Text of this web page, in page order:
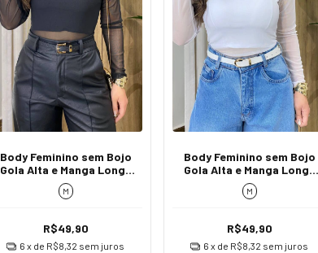
Body Feminino sem Bojo
Gola Alta e Manga Longa
de Tule Preto
M
R$49,90
6 x de R$8,32 sem juros
Body Feminino sem Bojo
Gola Alta e Manga Longa
de Tule Branco
M
R$49,90
6 x de R$8,32 sem juros